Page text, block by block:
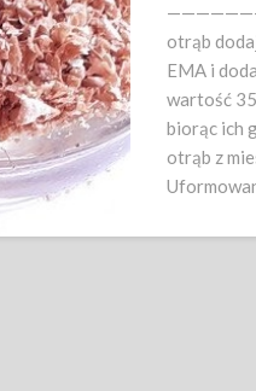
otrąb
EMA i
wartość
biorąc ich
otrąb z